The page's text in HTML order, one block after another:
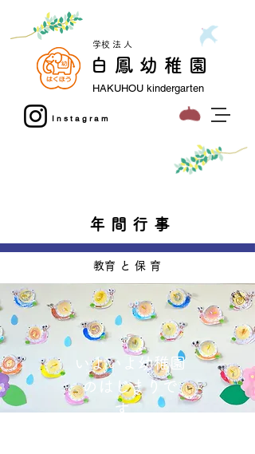
白鳳幼稚園
​学校法人
HAKUHOU kindergarten
Instagram
年間行事
​教育と保育
​いよいよ幼稚園
のはじまりで
す。